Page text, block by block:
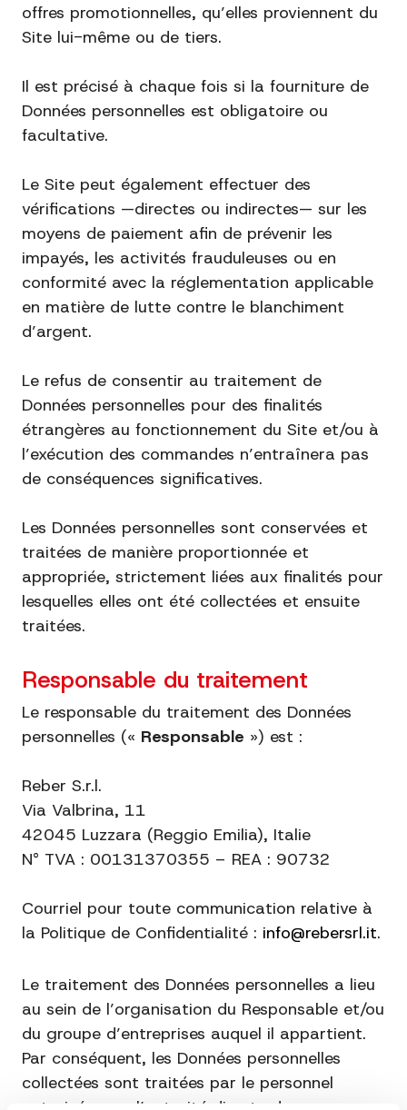
offres promotionnelles, qu’elles proviennent du
Site lui-même ou de tiers.
Il est précisé à chaque fois si la fourniture de
Données personnelles est obligatoire ou
facultative.
Le Site peut également effectuer des
vérifications —directes ou indirectes— sur les
moyens de paiement afin de prévenir les
impayés, les activités frauduleuses ou en
conformité avec la réglementation applicable
en matière de lutte contre le blanchiment
d’argent.
Le refus de consentir au traitement de
Données personnelles pour des finalités
étrangères au fonctionnement du Site et/ou à
l’exécution des commandes n’entraînera pas
de conséquences significatives.
Les Données personnelles sont conservées et
traitées de manière proportionnée et
appropriée, strictement liées aux finalités pour
lesquelles elles ont été collectées et ensuite
traitées.
Responsable du traitement
Le responsable du traitement des Données
personnelles (« Responsable ») est :
Reber S.r.l.
Via Valbrina, 11
42045 Luzzara (Reggio Emilia), Italie
N° TVA : 00131370355 – REA : 90732
Courriel pour toute communication relative à
la Politique de Confidentialité : info@rebersrl.it.
Le traitement des Données personnelles a lieu
au sein de l’organisation du Responsable et/ou
du groupe d’entreprises auquel il appartient.
Par conséquent, les Données personnelles
collectées sont traitées par le personnel